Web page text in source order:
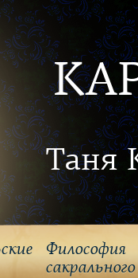
Таня
Философия
cакрального